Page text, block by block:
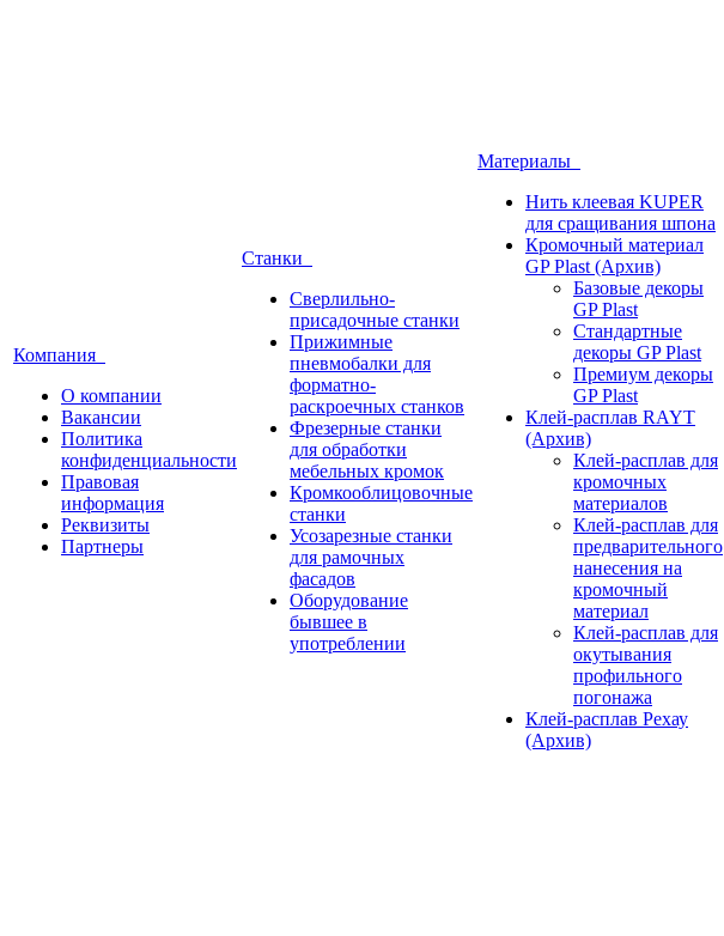
Компания
О компании
Вакансии
Политика
конфиденциальности
Правовая
информация
Реквизиты
Партнеры
Станки
Сверлильно-
присадочные станки
Прижимные
пневмобалки для
форматно-
раскроечных станков
Фрезерные станки
для обработки
мебельных кромок
Кромкооблицовочные
станки
Усозарезные станки
для рамочных
фасадов
Оборудование
бывшее в
употреблении
Материалы
Нить клеевая KUPER
для сращивания шпона
Кромочный материал
GP Plast (Архив)
Базовые декоры
GP Plast
Стандартные
декоры GP Plast
Премиум декоры
GP Plast
Клей-расплав RAYT
(Архив)
Клей-расплав для
кромочных
материалов
Клей-расплав для
предварительного
нанесения на
кромочный
материал
Клей-расплав для
окутывания
профильного
погонажа
Клей-расплав Рехау
(Архив)